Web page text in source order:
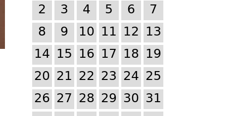
2
3 4 5 6
7
8
9 10 11 12 13
14 15 16 17 18 19
20 21 22 23 24 25
26 27 28 29 30 31